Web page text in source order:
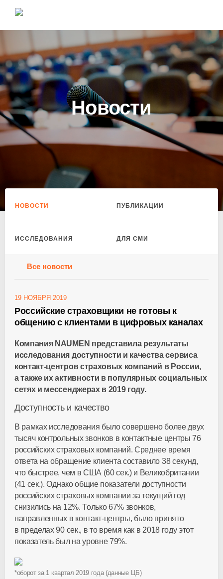
Новости
НОВОСТИ ПУБЛИКАЦИИ
ИССЛЕДОВАНИЯ ДЛЯ СМИ
Все новости
19 НОЯБРЯ 2019
Российские страховщики не готовы к
общению с клиентами в цифровых каналах
Компания NAUMEN представила результаты
исследования доступности и качества сервиса
контакт-центровстраховых компаний в России,
а также их активности в популярных социальных
сетях и мессенджерах в 2019 году.
Доступность и качество
В рамках исследования было совершено более двух
тысяч контрольных звонков в контактные центры 76
российских страховых компаний. Среднее время
ответа на обращение клиента составило 38 секунд,
что быстрее, чем в США (60 сек.) и Великобритании
(41 сек.). Однако общие показатели доступности
российских страховых компании за текущий год
снизились на 12%. Только 67% звонков,
направленных в контакт-центры, было принято
в пределах 90 сек., в то время как в 2018 году этот
показатель был на уровне 79%.
*оборот за 1 квартал 2019 года (данные ЦБ)